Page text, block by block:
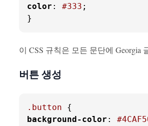
color : #333 ;
}
이 CSS 규칙은 모든 문단에 Georgia
버튼 생성
.button
background-color :